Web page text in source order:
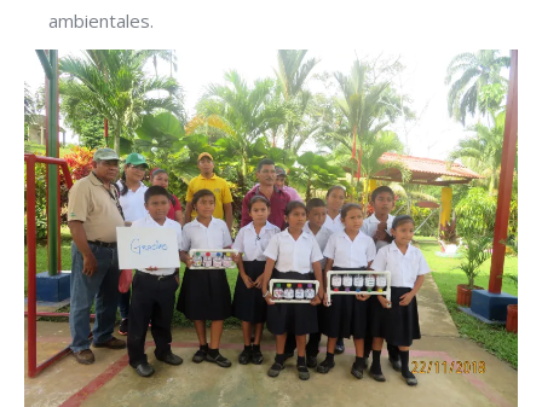
ambientales.